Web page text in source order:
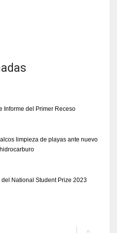
Informe del Primer Receso
limpieza de playas ante nuevo
National Student Prize 2023